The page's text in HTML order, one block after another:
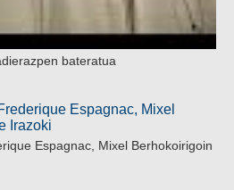
bateratua
Espagnac, Mixel Berhokoirigoin